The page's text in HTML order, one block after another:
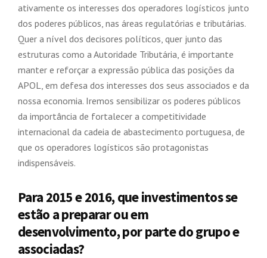
ativamente os interesses dos operadores logísticos junto
dos poderes públicos, nas áreas regulatórias e tributárias.
Quer a nível dos decisores políticos, quer junto das
estruturas como a Autoridade Tributária, é importante
manter e reforçar a expressão pública das posições da
APOL, em defesa dos interesses dos seus associados e da
nossa economia. Iremos sensibilizar os poderes públicos
da importância de fortalecer a competitividade
internacional da cadeia de abastecimento portuguesa, de
que os operadores logísticos são protagonistas
indispensáveis.
Para 2015 e 2016, que investimentos se
estão a preparar ou em
desenvolvimento, por parte do grupo e
associadas?